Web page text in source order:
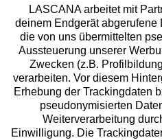
Geprüfte Sicherheit
LASCANA arbeitet mit
deinem Endgerät abgerufene
die von uns übermittelten
Aussteuerung unserer
Zwecken (z.B.
verarbeiten. Vor diesem
Erhebung der Trackingdaten
pseudonymisierten
Weiterverarbeitung
Einwilligung. Die